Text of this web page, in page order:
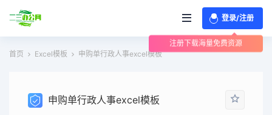
登录/注册
注册下载海量免费资源
首页
Excel模板 申购单行政人事excel模板
申购单行政人事excel模板